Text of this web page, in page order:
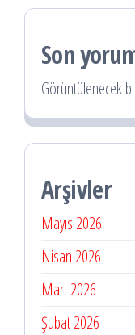
Son
Görüntülenecek
Arşivler
Mayıs 2026
Nisan 2026
Mart 2026
Şubat 2026